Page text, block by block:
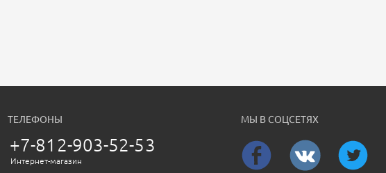
ТЕЛЕФОНЫ
+7-812-903-52-53
Интернет-магазин
МЫ В СОЦСЕТЯХ